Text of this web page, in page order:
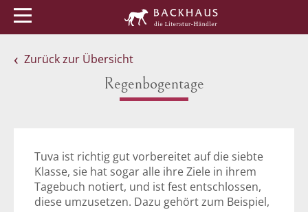
Zurück zur Übersicht
Regenbogentage
Tuva ist richtig gut vorbereitet auf die siebte
Klasse, sie hat sogar alle ihre Ziele in ihrem
Tagebuch notiert, und ist fest entschlossen,
diese umzusetzen. Dazu gehört zum Beispiel,